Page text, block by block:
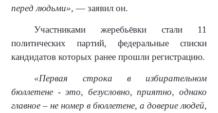
перед людьми», — заявил он.
Участниками жеребьёвки стали 11
политических партий, федеральные списки
кандидатов которых ранее прошли регистрацию.
«Первая строка в избирательном
бюллетене - это, безусловно, приятно, однако
главное – не номер в бюллетене, а доверие людей,